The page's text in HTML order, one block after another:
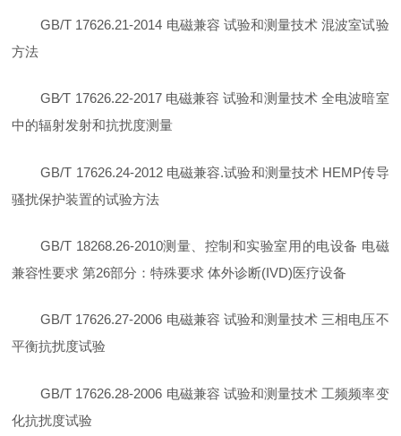
GB/T 17626.21-2014 电磁兼容 试验和测量技术 混波室试验
方法
GB∕T 17626.22-2017 电磁兼容 试验和测量技术 全电波暗室
中的辐射发射和抗扰度测量
GB/T 17626.24-2012 电磁兼容.试验和测量技术 HEMP传导
骚扰保护装置的试验方法
GB/T 18268.26-2010测量、控制和实验室用的电设备 电磁
兼容性要求 第26部分：特殊要求 体外诊断(IVD)医疗设备
GB/T 17626.27-2006 电磁兼容 试验和测量技术 三相电压不
平衡抗扰度试验
GB/T 17626.28-2006 电磁兼容 试验和测量技术 工频频率变
化抗扰度试验